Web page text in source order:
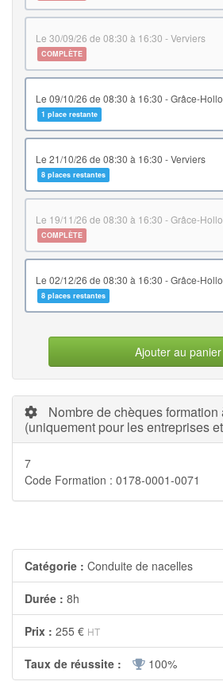
le 30/09/26 de 08:30 à 16:30 - Verviers
COMPLÈTE
le 09/10/26 de 08:30 à 16:30 -
1 place restante
le 21/10/26 de 08:30 à 16:30 - Verviers
8 places restantes
le 19/11/26 de 08:30 à 16:30 -
COMPLÈTE
le 02/12/26 de 08:30 à 16:30 -
8 places restantes
Ajouter au panier
Nombre de chèques formation
(uniquement pour les entreprises
7
Code Formation : 0178-0001-0071
Catégorie : Conduite de nacelles
Durée : 8h
Prix : 255 € HT
Taux de réussite : 100%